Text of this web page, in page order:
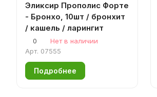
Эликсир Прополис Форте
- Бронхо, 10шт / бронхит
/ кашель / ларингит
0
Нет в наличии
Арт. 07555
Подробнее